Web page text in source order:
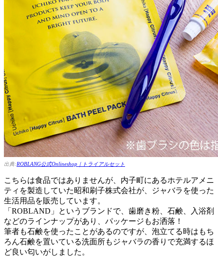
出典:ROBLANG公式Onlineshop｜トライアルセット
こちらは食品ではありませんが、内子町にあるホテルアメニ
ティを製造していた昭和刷子株式会社が、ジャバラを使った
生活用品を販売しています。
「ROBLAND」というブランドで、歯磨き粉、石鹸、入浴剤
などのラインナップがあり、パッケージもお洒落！
筆者も石鹸を使ったことがあるのですが、泡立てる時はもち
ろん石鹸を置いている洗面所もジャバラの香りで充満するほ
ど良い匂いがしました。